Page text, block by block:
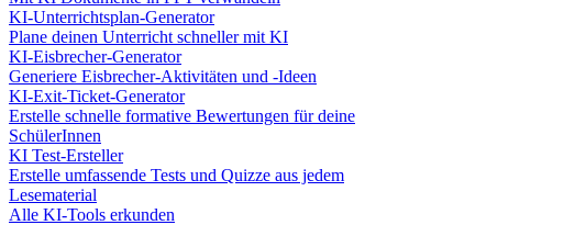
KI-Unterrichtsplan-Generator
Plane deinen Unterricht schneller mit KI
KI-Eisbrecher-Generator
Generiere Eisbrecher-Aktivitäten und -Ideen
KI-Exit-Ticket-Generator
Erstelle schnelle formative Bewertungen für deine
SchülerInnen
KI Test-Ersteller
Erstelle umfassende Tests und Quizze aus jedem
Lesematerial
Alle KI-Tools erkunden